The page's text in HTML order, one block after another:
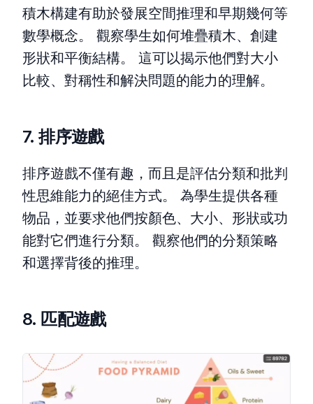
積木構建有助於發展空間推理和早期幾何等
數學概念。 觀察學生如何堆疊積木、創建
形狀和平衡結構。 這可以揭示他們對大小
比較、對稱性和解決問題的能力的理解。
7. 排序遊戲
排序遊戲不僅有趣，而且是評估分類和批判
性思維能力的絕佳方式。 為學生提供各種
物品，並要求他們按顏色、大小、形狀或功
能對它們進行分類。 觀察他們的分類策略
和選擇背後的推理。
8. 匹配遊戲